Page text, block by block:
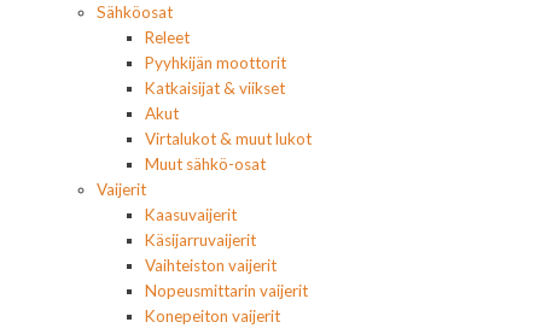
Sähköosat
Releet
Pyyhkijän moottorit
Katkaisijat & viikset
Akut
Virtalukot & muut lukot
Muut sähkö-osat
Vaijerit
Kaasuvaijerit
Käsijarruvaijerit
Vaihteiston vaijerit
Nopeusmittarin vaijerit
Konepeiton vaijerit